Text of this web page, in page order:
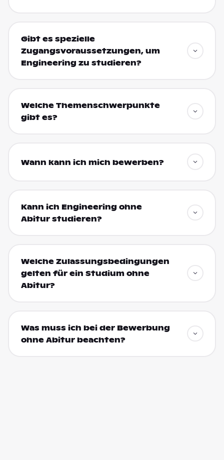
Gibt es spezielle
Zugangsvoraussetzungen, um
Engineering zu studieren?
Welche Themenschwerpunkte
gibt es?
Wann kann ich mich bewerben?
Kann ich Engineering ohne
Abitur studieren?
Welche Zulassungsbedingungen
gelten für ein Studium ohne
Abitur?
Was muss ich bei der Bewerbung
ohne Abitur beachten?